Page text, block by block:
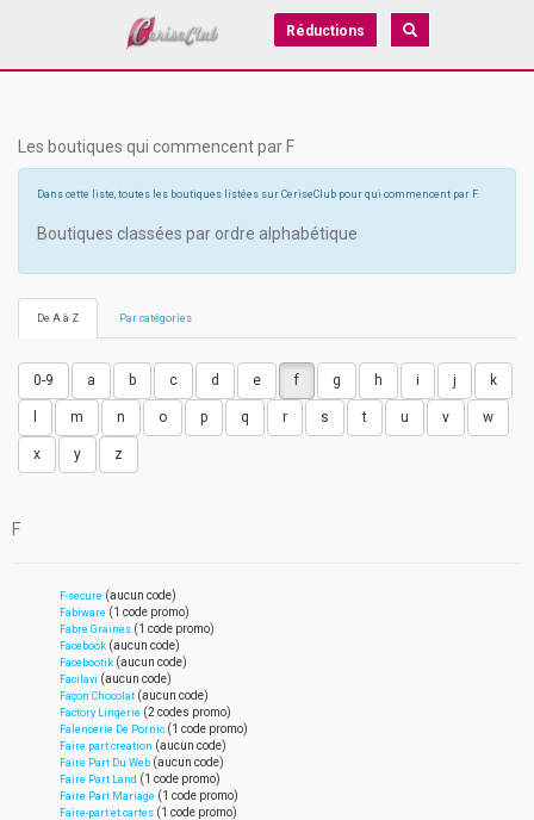
Réductions
Les boutiques qui commencent par F
Dans cette liste, toutes les boutiques listées sur CeriseClub pour qui commencent par F.
Boutiques classées par ordre alphabétique
De A à Z Par catégories
0-9 a b c d e f g h i j k
m n o p q r s t u v w
x y z
F
F-secure (aucun code)
Fabiware (1 code promo)
Fabre Graines (1 code promo)
Facebook (aucun code)
Facebootik (aucun code)
Facilavi (aucun code)
Façon Chocolat (aucun code)
Factory Lingerie (2 codes promo)
FaÏencerie De Pornic (1 code promo)
Faire part creation (aucun code)
Faire Part Du Web (aucun code)
Faire Part Land (1 code promo)
Faire Part Mariage (1 code promo)
Faire-part et cartes (1 code promo)